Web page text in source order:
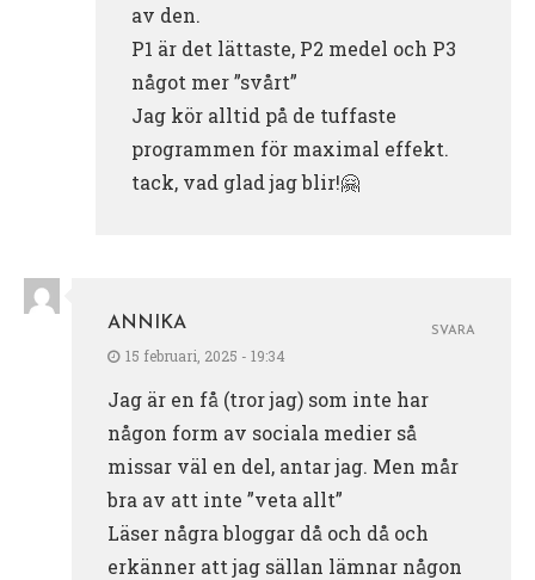
av den.
P1 är det lättaste, P2 medel och P3
något mer ”svårt”
Jag kör alltid på de tuffaste
programmen för maximal effekt.
tack, vad glad jag blir!🤗
ANNIKA
15 februari, 2025 - 19:34
Jag är en få (tror jag) som inte har
någon form av sociala medier så
missar väl en del, antar jag. Men mår
bra av att inte ”veta allt”
Läser några bloggar då och då och
erkänner att jag sällan lämnar någon
SVARA